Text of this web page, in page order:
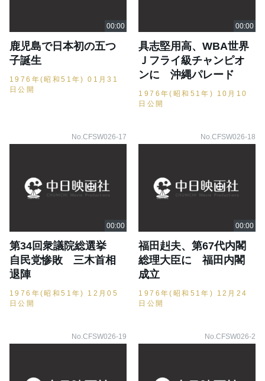
鹿児島で日本初の五つ
子誕生
1976年(昭和51年) 01月31
日公開
具志堅用高、WBA世界
Ｊフライ級チャンピオ
ンに 沖縄パレード
1976年(昭和51年) 10月10
日公開
No.CFSW026-17
第34回衆議院総選挙
自民党惨敗 三木首相
退陣
1976年(昭和51年) 12月05
日公開
No.CFSW026-18
福田赳夫、第67代内閣
総理大臣に 福田内閣
成立
1976年(昭和51年) 12月24
日公開
No.CFSW026-19 No.CFSW026-2